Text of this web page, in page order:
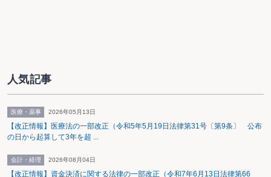
人気記事
医療・薬事 2026年05月13日
【改正情報】医療法の一部改正（令和5年5月19日法律第31号〔第9条〕 公布
の日から起算して3年を超 ...
会計・経理 2026年08月04日
【改正情報】資金決済に関する法律の一部改正（令和7年6月13日法律第66